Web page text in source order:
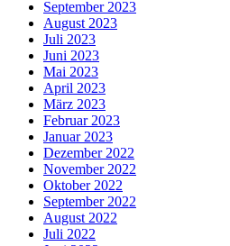
September 2023
August 2023
Juli 2023
Juni 2023
Mai 2023
April 2023
März 2023
Februar 2023
Januar 2023
Dezember 2022
November 2022
Oktober 2022
September 2022
August 2022
Juli 2022